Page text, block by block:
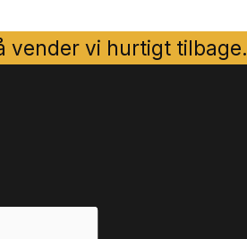
vender vi hurtigt tilbage.